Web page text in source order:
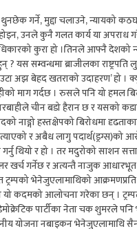
गर्ने, मुद्दा चलाउने, न्यायको
होइन, उनले कुनै गलत कार्य या
कुरा हो ।तिनले आफ्नै देशको
यस सम्वन्धमा ब्राजीलका
एउटा अझ बेहद खतराको उदाहरण’
माग गर्दछ । रुसले पनि यो
चीन बडो हैरान छ र यसको
नाङ्गो हस्तक्षेपको बिरोधमा
र अबैध लागु पदार्थ(ड्रग्स)को
थियो र हो । तर मदुरोको साशन
गर्नेछ र अत्यन्तै नाजुक आधारभूत
भेनेजुएलामाथिको
यो कदमको आलोचना गरेका छन् ।
पार्टीका नेता चक शुमरले
योजना नबाइकन भेनेजुएलामाथि